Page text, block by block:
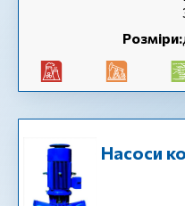
Розміри:
Насоси